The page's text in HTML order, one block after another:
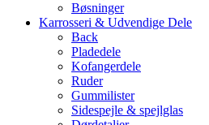
Bøsninger
Karrosseri & Udvendige Dele
Back
Pladedele
Kofangerdele
Ruder
Gummilister
Sidespejle & spejlglas